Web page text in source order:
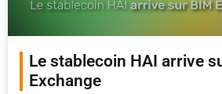
Le stablecoin HAI arrive
Exchange